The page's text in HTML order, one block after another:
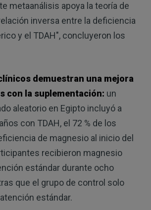
metaanálisis apoya la teoría de
inversa entre la deficiencia
y el TDAH", concluyeron los
demuestran una mejora
con la suplementación: un
aleatorio en Egipto incluyó a
con TDAH, el 72 % de los
de magnesio al inicio del
recibieron magnesio
estándar durante ocho
que el grupo de control solo
estándar.